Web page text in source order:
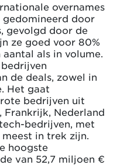
overnames
door
gevolgd door de
ze goed voor 80%
als in volume.
de deals, zowel in
Het gaat
bedrijven uit
Nederland
bedrijven, met
meest in trek zijn.
hoogste
van 52,7 miljoen €